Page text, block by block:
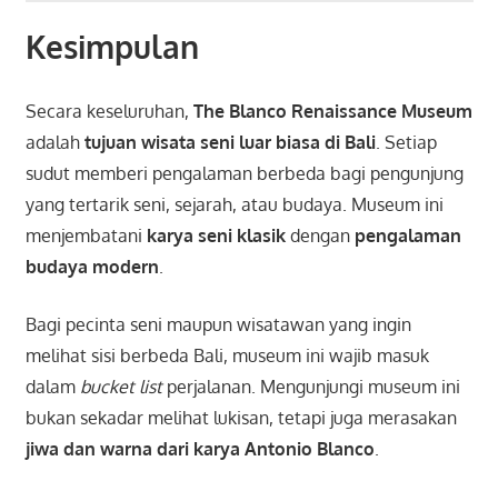
Kesimpulan
Secara keseluruhan, The Blanco Renaissance Museum
adalah tujuan wisata seni luar biasa di Bali. Setiap
sudut memberi pengalaman berbeda bagi pengunjung
yang tertarik seni, sejarah, atau budaya. Museum ini
menjembatani karya seni klasikdengan pengalaman
budaya modern.
Bagi pecinta seni maupun wisatawan yang ingin
melihat sisi berbeda Bali, museum ini wajib masuk
dalam bucket listperjalanan. Mengunjungi museum ini
bukan sekadar melihat lukisan, tetapi juga merasakan
jiwa dan warna dari karya Antonio Blanco.